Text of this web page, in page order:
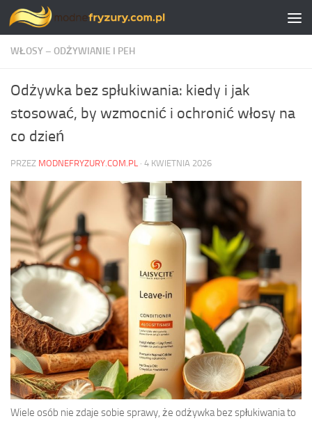
Skip to content
WŁOSY – ODŻYWIANIE I PEH
Odżywka bez spłukiwania: kiedy i jak
stosować, by wzmocnić i ochronić włosy na
co dzień
PRZEZ MODNEFRYZURY.COM.PL · 4 KWIETNIA 2026
Wiele osób nie zdaje sobie sprawy, że odżywka bez spłukiwania to